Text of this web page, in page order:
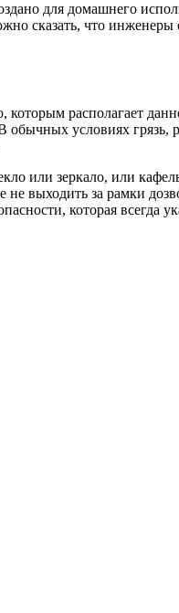
для домашнего
сказать, что
которым располагает
обычных условиях
или зеркало, или
выходить за рамки
которая всегда